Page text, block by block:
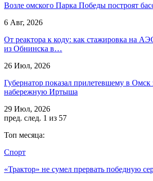
Возле омского Парка Победы построят
6 Авг, 2026
От реактора к коду: как стажировка на
из Обнинска в…
26 Июл, 2026
Губернатор показал прилетевшему в
набережную Иртыша
29 Июл, 2026
пред. след. 1 из 57
Топ месяца:
Спорт
«Трактор» не сумел прервать победную